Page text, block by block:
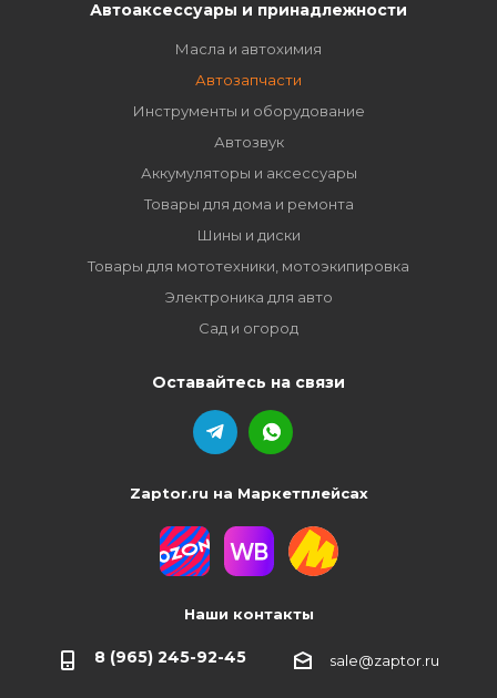
Автоаксессуары и принадлежности
Масла и автохимия
Автозапчасти
Инструменты и оборудование
Автозвук
Аккумуляторы и аксессуары
Товары для дома и ремонта
Шины и диски
Товары для мототехники, мотоэкипировка
Электроника для авто
Сад и огород
Оставайтесь на связи
Zaptor.ru на Маркетплейсах
Наши контакты
8 (965) 245-92-45 sale@zaptor.ru